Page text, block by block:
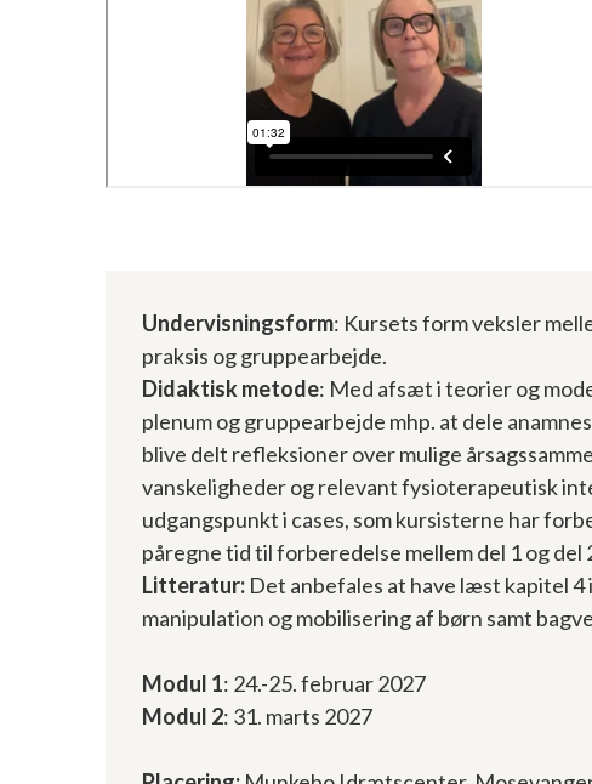
Undervisningsform: Kursets form veksler
praksis og gruppearbejde.
Didaktisk metode: Med afsæt i teorier og
plenum og gruppearbejde mhp. at dele
blive delt refleksioner over mulige
vanskeligheder og relevant fysioterapeutisk
udgangspunkt i cases, som kursisterne har
påregne tid til forberedelse mellem del 1 og del
Litteratur: Det anbefales at have læst kapitel 4
manipulation og mobilisering af børn samt
Modul 1: 24.-25. februar 2027
Modul 2: 31. marts 2027